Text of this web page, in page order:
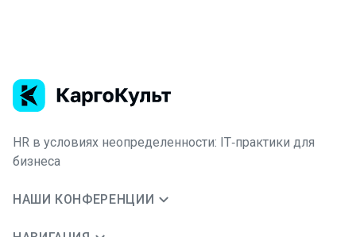
HR в условиях неопределенности: IT‑практики для
бизнеса
НАШИ КОНФЕРЕНЦИИ